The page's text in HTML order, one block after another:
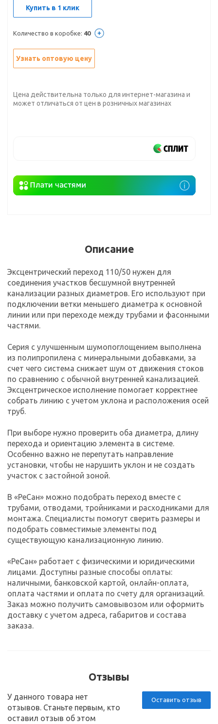
Купить в 1 клик
Количество в коробке: 40
Узнать оптовую цену
Цена действительна только для интернет-магазина и
может отличаться от цен в розничных магазинах
Описание
Эксцентрический переход 110/50 нужен для
соединения участков бесшумной внутренней
канализации разных диаметров. Его используют при
подключении ветки меньшего диаметра к основной
линии или при переходе между трубами и фасонными
частями.
Серия с улучшенным шумопоглощением выполнена
из полипропилена с минеральными добавками, за
счет чего система снижает шум от движения стоков
по сравнению с обычной внутренней канализацией.
Эксцентрическое исполнение помогает корректнее
собрать линию с учетом уклона и расположения осей
труб.
При выборе нужно проверить оба диаметра, длину
перехода и ориентацию элемента в системе.
Особенно важно не перепутать направление
установки, чтобы не нарушить уклон и не создать
участок с застойной зоной.
В «РеСан» можно подобрать переход вместе с
трубами, отводами, тройниками и расходниками для
монтажа. Специалисты помогут сверить размеры и
подобрать совместимые элементы под
существующую канализационную линию.
«РеСан» работает с физическими и юридическими
лицами. Доступны разные способы оплаты:
наличными, банковской картой, онлайн-оплата,
оплата частями и оплата по счету для организаций.
Заказ можно получить самовывозом или оформить
доставку с учетом адреса, габаритов и состава
заказа.
Отзывы
Оставить отзыв
У данного товара нет
отзывов. Станьте первым, кто
оставил отзыв об этом